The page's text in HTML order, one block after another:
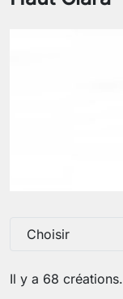
Il y a 68 créations.
Choisir